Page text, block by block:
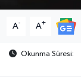
A- A+
Okunma Süresi: